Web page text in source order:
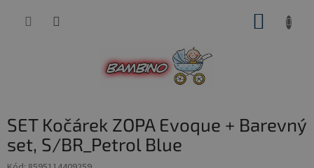
SET Kočárek ZOPA Evoque + Barevný
set, S/BR_Petrol Blue